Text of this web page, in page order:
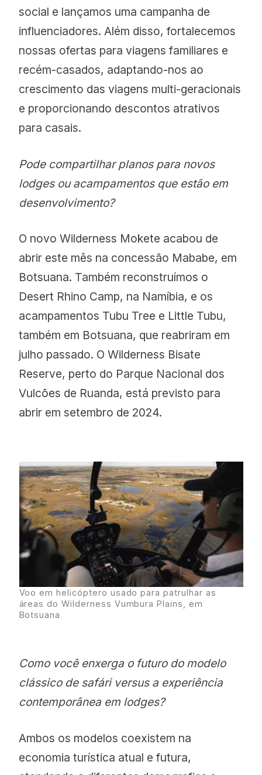
social e lançamos uma campanha de
influenciadores. Além disso, fortalecemos
nossas ofertas para viagens familiares e
recém-casados, adaptando-nos ao
crescimento das viagens multi-geracionais
e proporcionando descontos atrativos
para casais.
Pode compartilhar planos para novos
lodges ou acampamentos que estão em
desenvolvimento?
O novo Wilderness Mokete acabou de
abrir este mês na concessão Mababe, em
Botsuana. Também reconstruímos o
Desert Rhino Camp, na Namíbia, e os
acampamentos Tubu Tree e Little Tubu,
também em Botsuana, que reabriram em
julho passado. O Wilderness Bisate
Reserve, perto do Parque Nacional dos
Vulcões de Ruanda, está previsto para
abrir em setembro de 2024.
Voo em helicóptero usado para patrulhar as
áreas do Wilderness Vumbura Plains, em
Botsuana
Como você enxerga o futuro do modelo
clássico de safári versus a experiência
contemporânea em lodges?
Ambos os modelos coexistem na
economia turística atual e futura,